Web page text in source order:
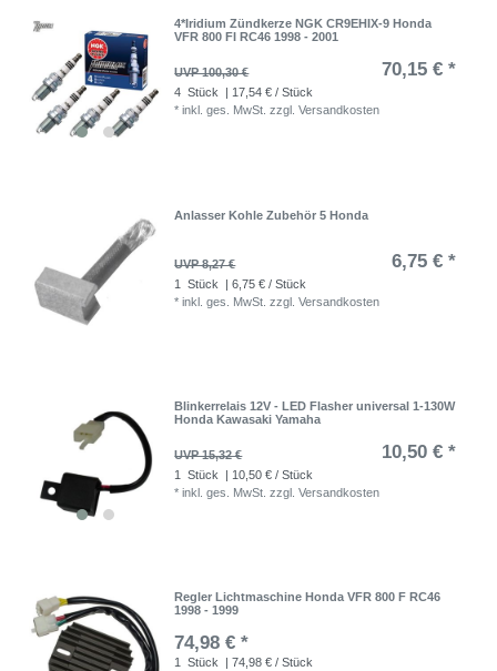
4*Iridium Zündkerze NGK CR9EHIX-9 Honda
VFR 800 FI RC46 1998 - 2001
UVP 100,30 € 70,15 € *
4 Stück
| 17,54 € / Stück
*inkl. ges. MwSt. zzgl.Versandkosten
Anlasser Kohle Zubehör 5 Honda
UVP 8,27 € 6,75 € *
1 Stück
| 6,75 € / Stück
*inkl. ges. MwSt. zzgl.Versandkosten
Blinkerrelais 12V - LED Flasher universal 1-130W
Honda Kawasaki Yamaha
UVP 15,32 € 10,50 € *
1 Stück
| 10,50 € / Stück
*inkl. ges. MwSt. zzgl.Versandkosten
Regler Lichtmaschine Honda VFR 800 F RC46
1998 - 1999
74,98 € *
1 Stück
| 74,98 € / Stück